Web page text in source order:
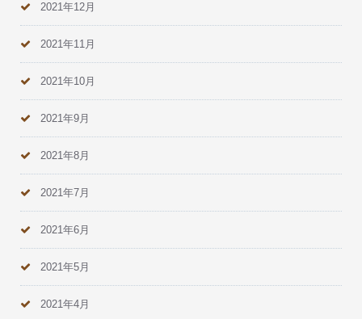
2021年12月
2021年11月
2021年10月
2021年9月
2021年8月
2021年7月
2021年6月
2021年5月
2021年4月